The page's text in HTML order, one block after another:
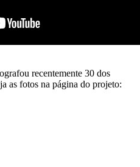
recentemente 30 dos
as fotos na página do projeto: